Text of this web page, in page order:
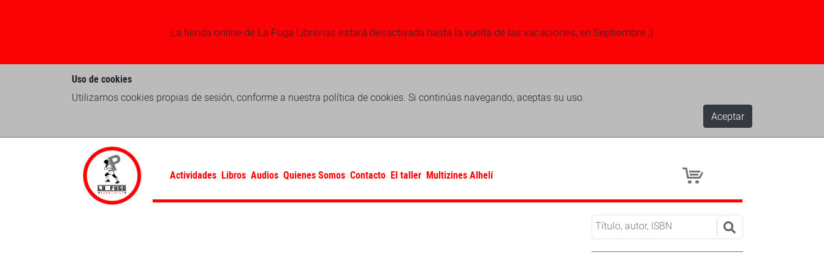
La tienda online de La Fuga Librerias estará desactivada hasta la vuelta de las vacaciones, en Septiembre ;)
Uso de cookies
Utilizamos cookies propias de sesión, conforme a nuestra política de cookies. Si continúas navegando, aceptas su uso.
Aceptar
Actividades Libros Audios Quienes Somos Contacto El taller Multizines Alhelí